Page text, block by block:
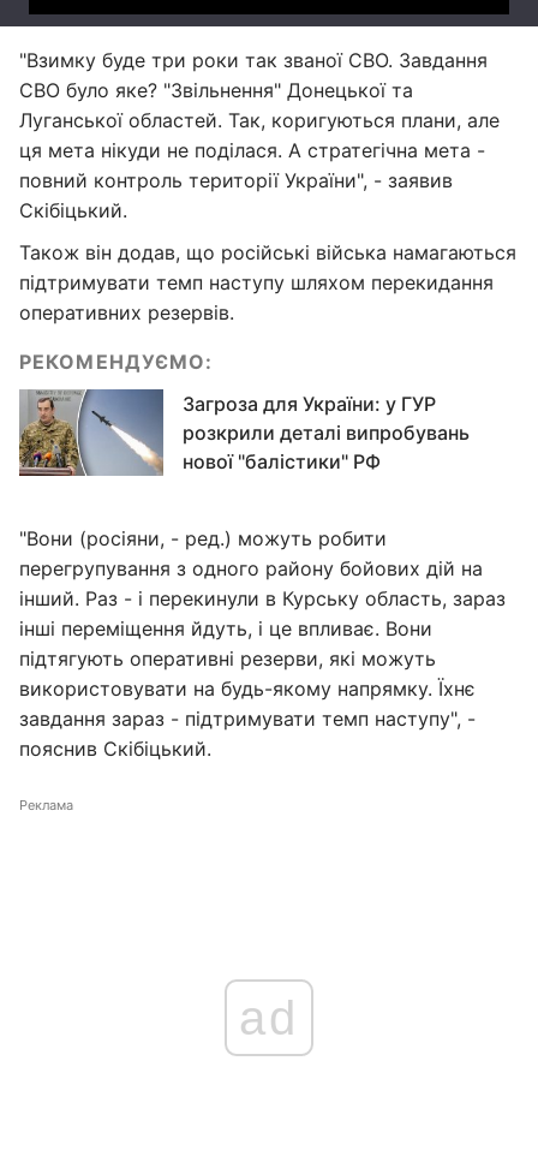
"Взимку буде три роки так званої СВО. Завдання
СВО було яке? "Звільнення" Донецької та
Луганської областей. Так, коригуються плани, але
ця мета нікуди не поділася. А стратегічна мета -
повний контроль території України", - заявив
Скібіцький.
Також він додав, що російські війська намагаються
підтримувати темп наступу шляхом перекидання
оперативних резервів.
РЕКОМЕНДУЄМО:
Загроза для України: у ГУР
розкрили деталі випробувань
нової "балістики" РФ
"Вони (росіяни, - ред.) можуть робити
перегрупування з одного району бойових дій на
інший. Раз - і перекинули в Курську область, зараз
інші переміщення йдуть, і це впливає. Вони
підтягують оперативні резерви, які можуть
використовувати на будь-якому напрямку. Їхнє
завдання зараз - підтримувати темп наступу", -
пояснив Скібіцький.
Реклама
ad